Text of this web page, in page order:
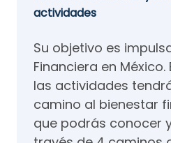
actividades
Su objetivo es
Financiera en
las actividades
camino al bienestar
que podrás conocer